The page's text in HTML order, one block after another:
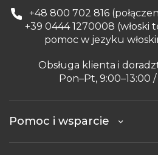
+48 800 702 816
+39 0444 1270008 (włoski
pomoc w jezyku
Obsługa klienta i
Pon–Pt, 9:00–13:00 /
Pomoc i wsparcie